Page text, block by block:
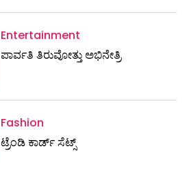
Entertainment
ಪಾರ್ವತಿ ತಿರುವೋತ್ತು ಅಭಿನೇತ್ರಿ
Fashion
ಟ್ರೆಂಡಿ ಕಾರ್ಡ್‌ ಸೆಟ್ಸ್